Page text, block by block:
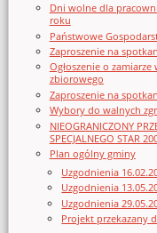
Dni wolne dla
roku
Państwowe
Zaproszenie na
Ogłoszenie o
zbiorowego
Zaproszenie na
Wybory do walnych
NIEOGRANICZONY
SPECJALNEGO STAR
Plan ogólny gminy
Uzgodnienia
Uzgodnienia
Uzgodnienia
Projekt przekazany